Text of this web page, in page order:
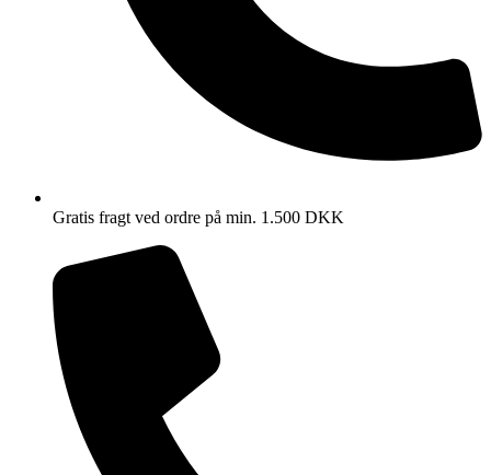
Gratis fragt ved ordre på min. 1.500 DKK